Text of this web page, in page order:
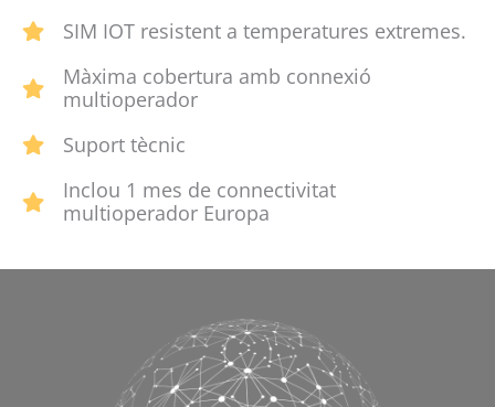
SIM IOT resistent a temperatures extremes.
Màxima cobertura amb connexió
multioperador
Suport tècnic
Inclou 1 mes de connectivitat
multioperador Europa